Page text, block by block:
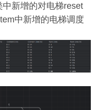
新增的对电梯reset
中新增的电梯调度